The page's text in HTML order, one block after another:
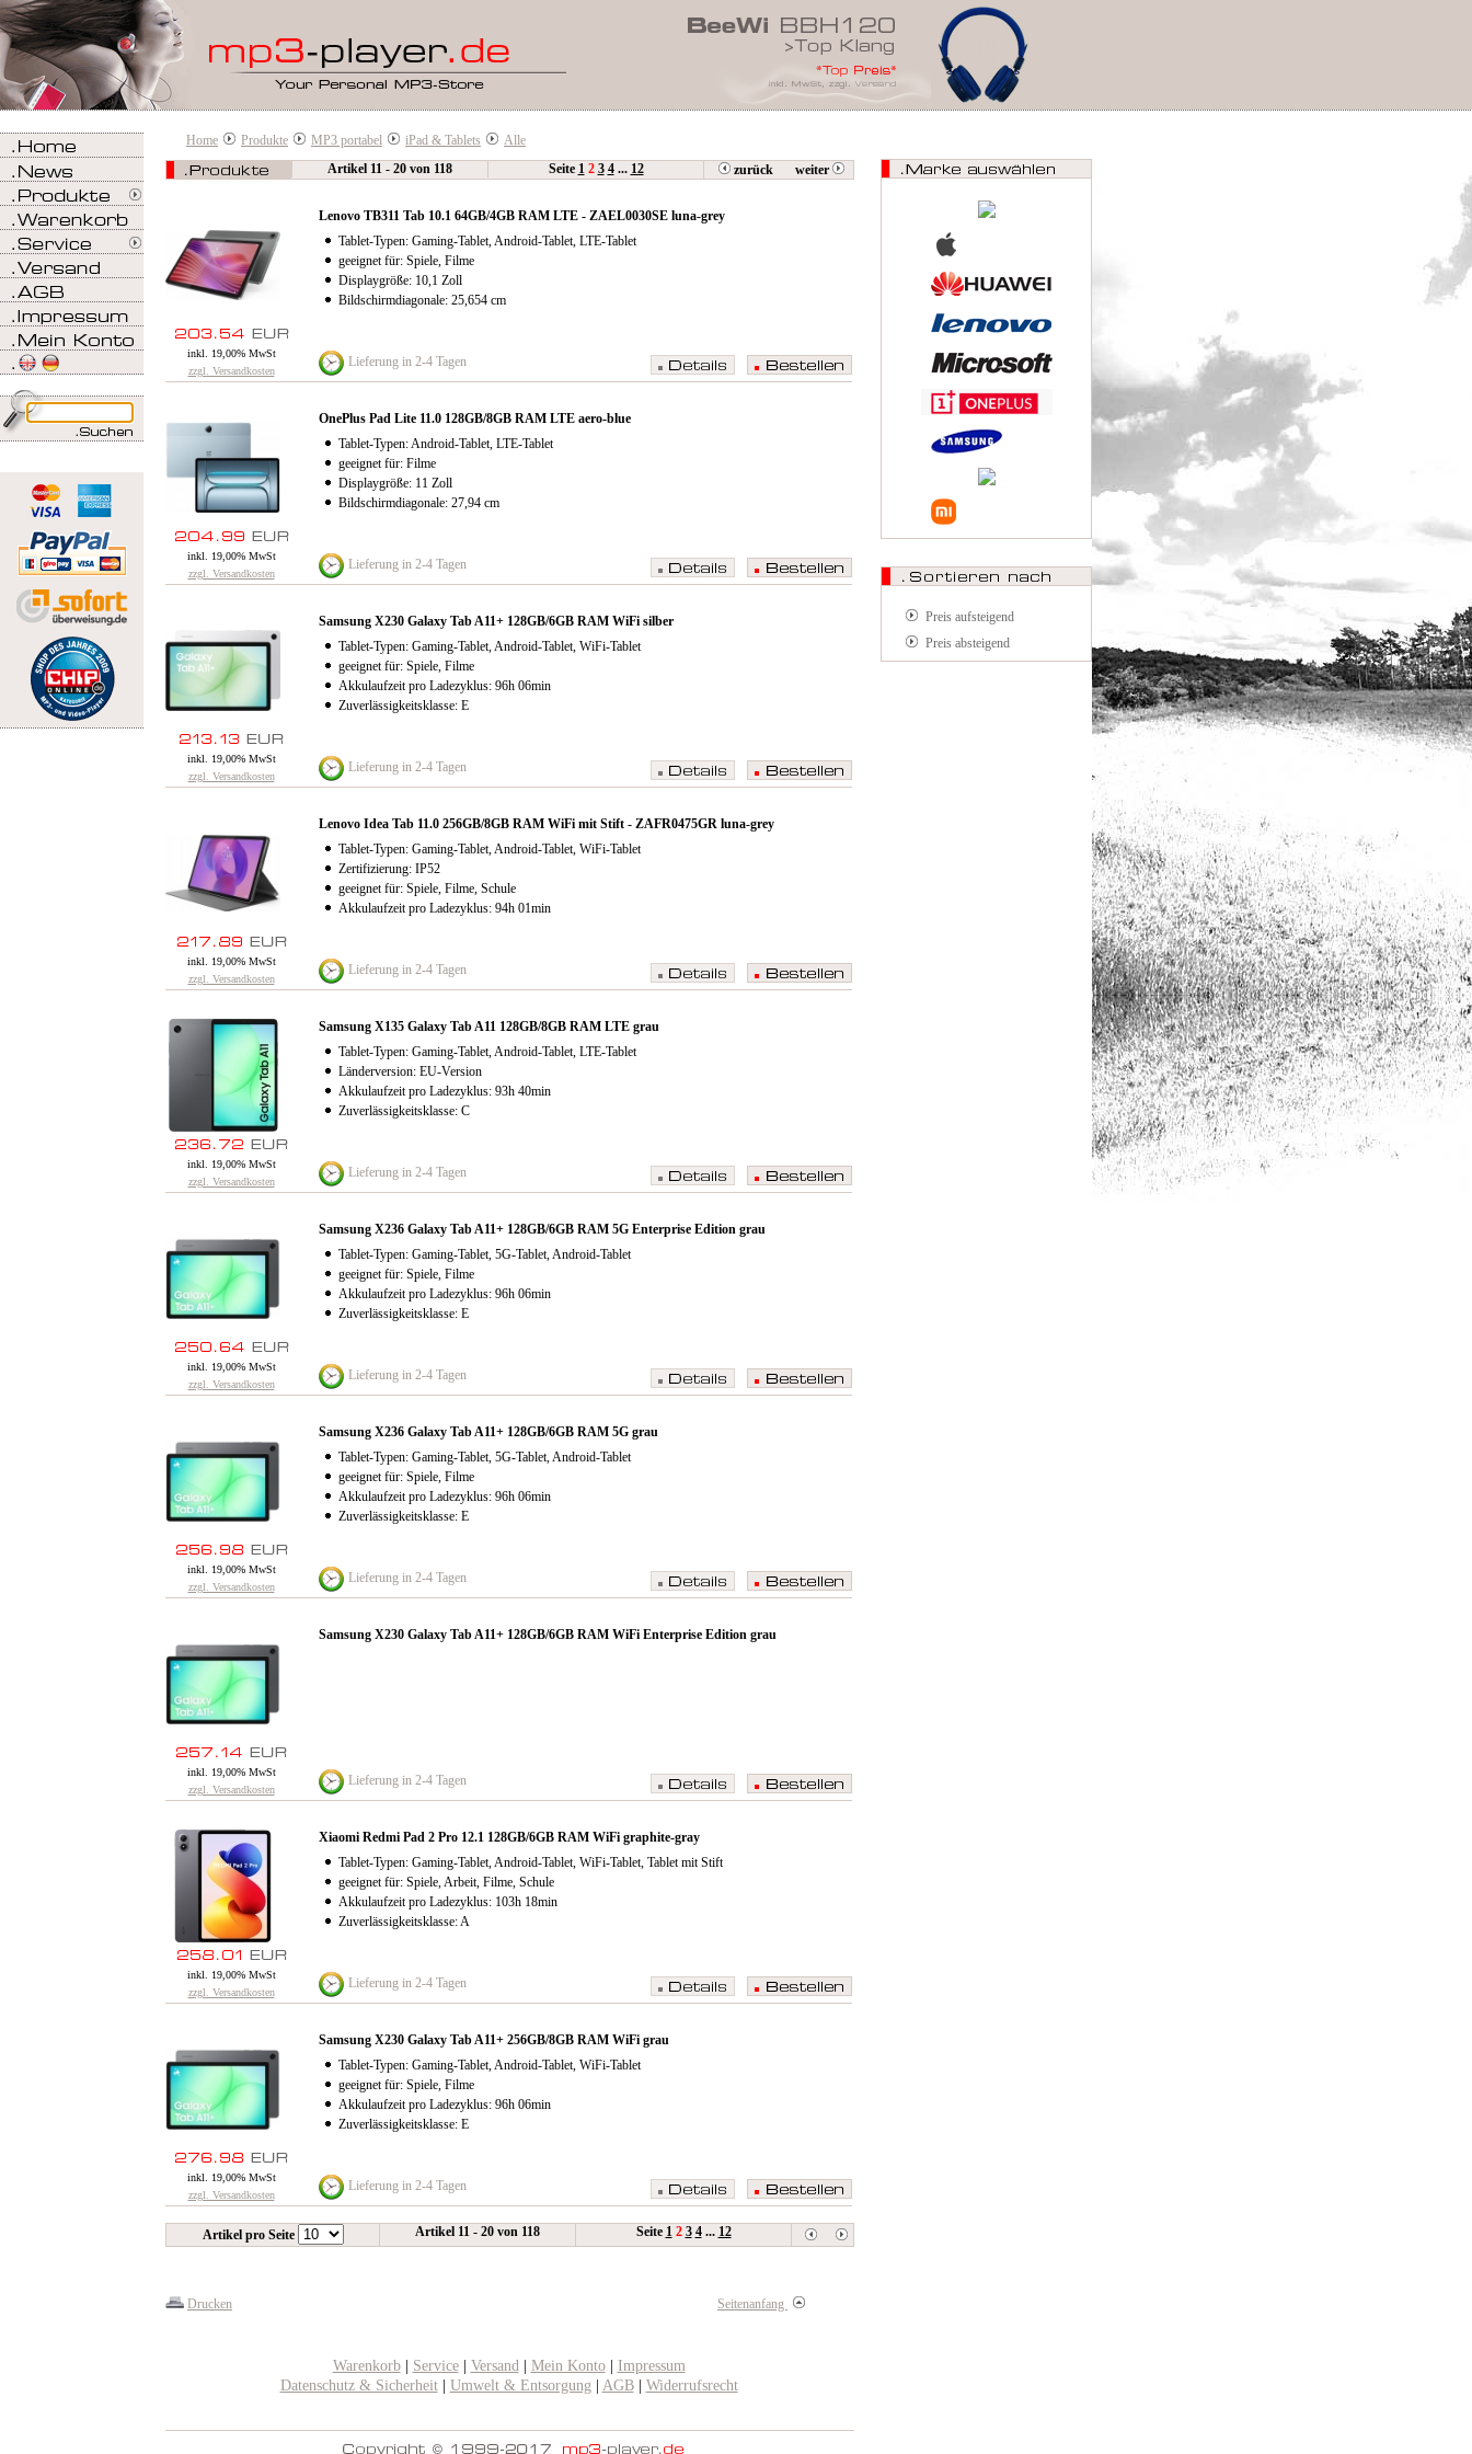
Home Produkte MP3 portabel iPad & Tablets
Alle
Artikel 11 - 20 von 118
Seite 1 2 3 4... 12 zurück weiter
Lenovo TB311 Tab 10.1 64GB/4GB RAM LTE - ZAEL0030SE luna-grey
Tablet-Typen: Gaming-Tablet, Android-Tablet, LTE-Tablet
geeignet für: Spiele, Filme
Displaygröße: 10,1 Zoll
Bildschirmdiagonale: 25,654 cm
inkl. 19,00% MwSt
zzgl. Versandkosten
Lieferung in 2-4 Tagen
OnePlus Pad Lite 11.0 128GB/8GB RAM LTE aero-blue
Tablet-Typen: Android-Tablet, LTE-Tablet
geeignet für: Filme
Displaygröße: 11 Zoll
Bildschirmdiagonale: 27,94 cm
inkl. 19,00% MwSt
zzgl. Versandkosten
Lieferung in 2-4 Tagen
Samsung X230 Galaxy Tab A11+ 128GB/6GB RAM WiFi silber
Tablet-Typen: Gaming-Tablet, Android-Tablet, WiFi-Tablet
geeignet für: Spiele, Filme
Akkulaufzeit pro Ladezyklus: 96h 06min
Zuverlässigkeitsklasse: E
inkl. 19,00% MwSt
zzgl. Versandkosten
Lieferung in 2-4 Tagen
Lenovo Idea Tab 11.0 256GB/8GB RAM WiFi mit Stift - ZAFR0475GR luna-grey
Tablet-Typen: Gaming-Tablet, Android-Tablet, WiFi-Tablet
Zertifizierung: IP52
geeignet für: Spiele, Filme, Schule
Akkulaufzeit pro Ladezyklus: 94h 01min
inkl. 19,00% MwSt
zzgl. Versandkosten
Lieferung in 2-4 Tagen
Samsung X135 Galaxy Tab A11 128GB/8GB RAM LTE grau
Tablet-Typen: Gaming-Tablet, Android-Tablet, LTE-Tablet
Länderversion: EU-Version
Akkulaufzeit pro Ladezyklus: 93h 40min
Zuverlässigkeitsklasse: C
inkl. 19,00% MwSt
zzgl. Versandkosten
Lieferung in 2-4 Tagen
Samsung X236 Galaxy Tab A11+ 128GB/6GB RAM 5G Enterprise Edition grau
Tablet-Typen: Gaming-Tablet, 5G-Tablet, Android-Tablet
geeignet für: Spiele, Filme
Akkulaufzeit pro Ladezyklus: 96h 06min
Zuverlässigkeitsklasse: E
inkl. 19,00% MwSt
zzgl. Versandkosten
Lieferung in 2-4 Tagen
Samsung X236 Galaxy Tab A11+ 128GB/6GB RAM 5G grau
Tablet-Typen: Gaming-Tablet, 5G-Tablet, Android-Tablet
geeignet für: Spiele, Filme
Akkulaufzeit pro Ladezyklus: 96h 06min
Zuverlässigkeitsklasse: E
inkl. 19,00% MwSt
zzgl. Versandkosten
Lieferung in 2-4 Tagen
Samsung X230 Galaxy Tab A11+ 128GB/6GB RAM WiFi Enterprise Edition grau
inkl. 19,00% MwSt
zzgl. Versandkosten
Lieferung in 2-4 Tagen
Xiaomi Redmi Pad 2 Pro 12.1 128GB/6GB RAM WiFi graphite-gray
Tablet-Typen: Gaming-Tablet, Android-Tablet, WiFi-Tablet, Tablet mit Stift
geeignet für: Spiele, Arbeit, Filme, Schule
Akkulaufzeit pro Ladezyklus: 103h 18min
Zuverlässigkeitsklasse: A
inkl. 19,00% MwSt
zzgl. Versandkosten
Lieferung in 2-4 Tagen
Samsung X230 Galaxy Tab A11+ 256GB/8GB RAM WiFi grau
Tablet-Typen: Gaming-Tablet, Android-Tablet, WiFi-Tablet
geeignet für: Spiele, Filme
Akkulaufzeit pro Ladezyklus: 96h 06min
Zuverlässigkeitsklasse: E
inkl. 19,00% MwSt
zzgl. Versandkosten
Lieferung in 2-4 Tagen
Artikel pro Seite Artikel 11 - 20 von 118 Seite 1 2 3 4... 12
Drucken Seitenanfang
Warenkorb| Service| Versand| Mein Konto| Impressum
Datenschutz & Sicherheit| Umwelt & Entsorgung| AGB| Widerrufsrecht
Preis aufsteigend
Preis absteigend